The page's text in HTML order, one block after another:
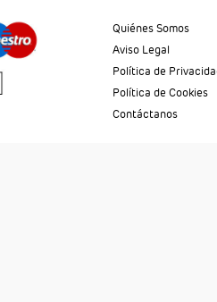
Quiénes Somos
Aviso Legal
Política de
Política de Cookies
Contáctanos